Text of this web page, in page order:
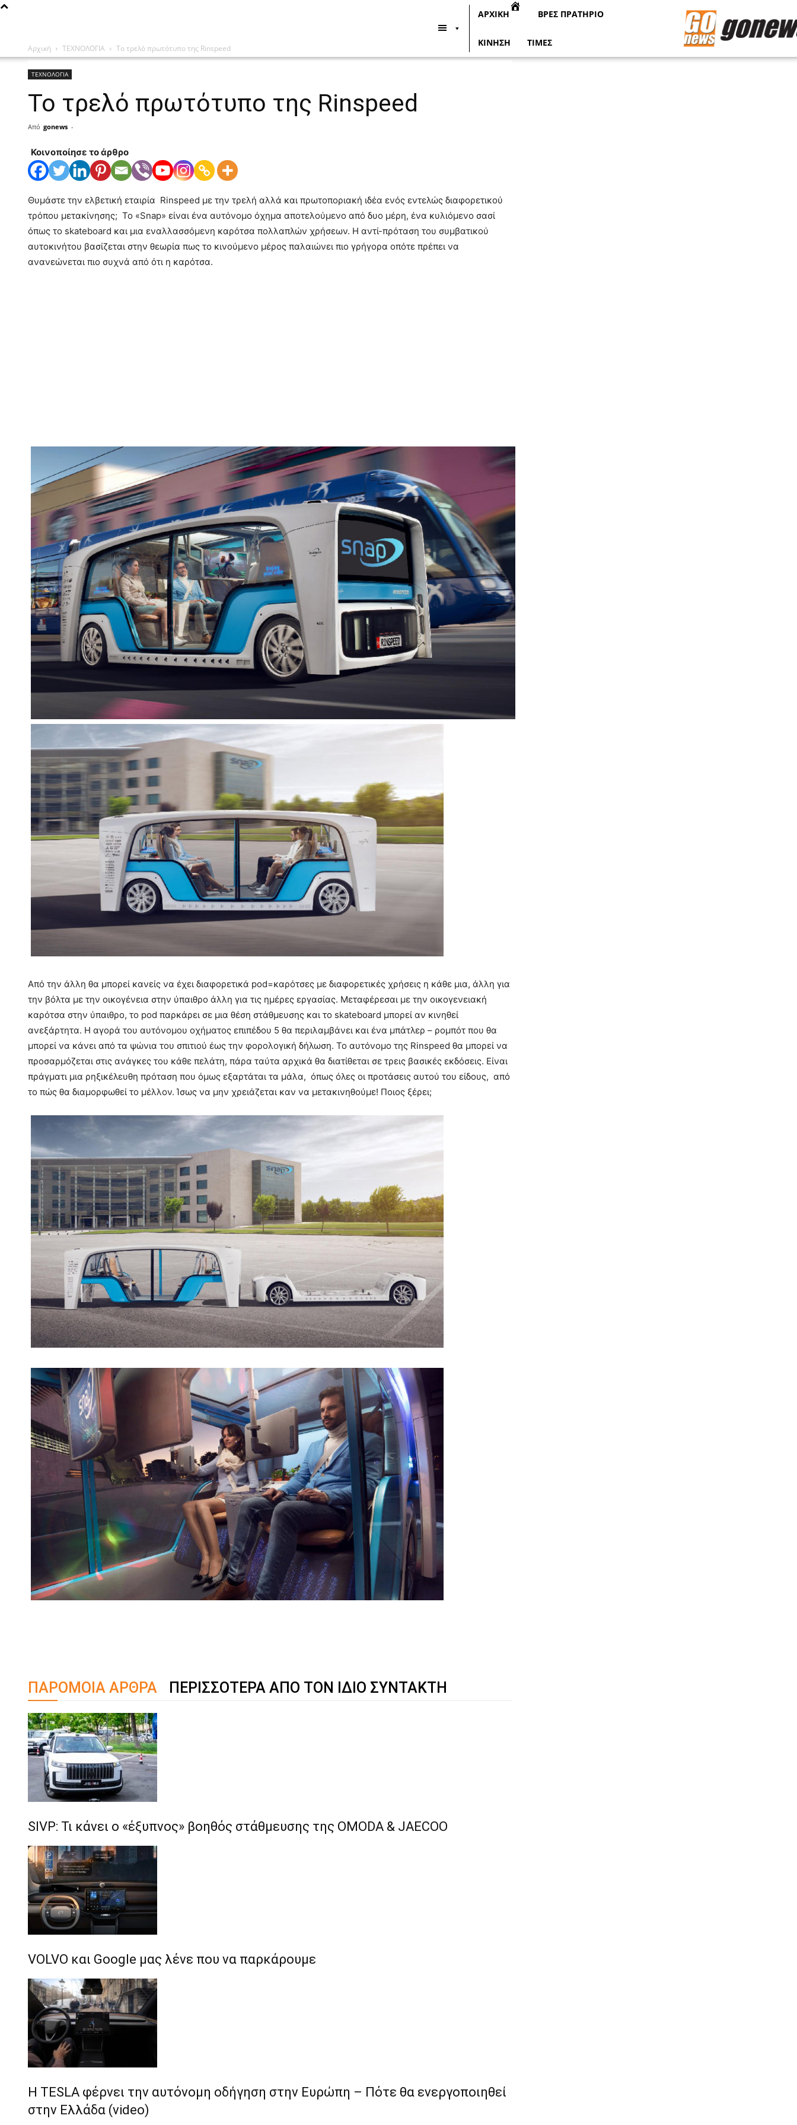
ΑΡΧΙΚΗ ΒΡΕΣ ΠΡΑΤΗΡΙΟ
ΚΙΝΗΣΗ ΤΙΜΕΣ
Αρχική ΤΕΧΝΟΛΟΓΙΑ Το τρελό πρωτότυπο της Rinspeed
ΤΕΧΝΟΛΟΓΙΑ
Το τρελό πρωτότυπο της Rinspeed
Από gonews -
Κοινοποίησε το άρθρο
Θυμάστε την ελβετική εταιρία Rinspeed με την τρελή αλλά και πρωτοποριακή ιδέα ενός εντελώς διαφορετικού
τρόπου μετακίνησης; Το «Snap» είναι ένα αυτόνομο όχημα αποτελούμενο από δυο μέρη, ένα κυλιόμενο σασί
όπως το skateboard και μια εναλλασσόμενη καρότσα πολλαπλών χρήσεων. Η αντί-πρόταση του συμβατικού
αυτοκινήτου βασίζεται στην θεωρία πως το κινούμενο μέρος παλαιώνει πιο γρήγορα οπότε πρέπει να
ανανεώνεται πιο συχνά από ότι η καρότσα.
Από την άλλη θα μπορεί κανείς να έχει διαφορετικά pod=καρότσες με διαφορετικές χρήσεις η κάθε μια, άλλη για
την βόλτα με την οικογένεια στην ύπαιθρο άλλη για τις ημέρες εργασίας. Μεταφέρεσαι με την οικογενειακή
καρότσα στην ύπαιθρο, το pod παρκάρει σε μια θέση στάθμευσης και το skateboard μπορεί αν κινηθεί
ανεξάρτητα. Η αγορά του αυτόνομου οχήματος επιπέδου 5 θα περιλαμβάνει και ένα μπάτλερ – ρομπότ που θα
μπορεί να κάνει από τα ψώνια του σπιτιού έως την φορολογική δήλωση. Το αυτόνομο της Rinspeed θα μπορεί να
προσαρμόζεται στις ανάγκες του κάθε πελάτη, πάρα ταύτα αρχικά θα διατίθεται σε τρεις βασικές εκδόσεις. Είναι
πράγματι μια ρηξικέλευθη πρόταση που όμως εξαρτάται τα μάλα, όπως όλες οι προτάσεις αυτού του είδους, από
το πώς θα διαμορφωθεί το μέλλον. Ίσως να μην χρειάζεται καν να μετακινηθούμε! Ποιος ξέρει;
ΠΑΡΟΜΟΙΑ ΑΡΘΡΑ ΠΕΡΙΣΣΟΤΕΡΑ ΑΠΟ ΤΟΝ ΙΔΙΟ ΣΥΝΤΑΚΤΗ
SIVP: Τι κάνει ο «έξυπνος» βοηθός στάθμευσης της OMODA & JAECOO
VOLVO και Google μας λένε που να παρκάρουμε
Η TESLA φέρνει την αυτόνομη οδήγηση στην Ευρώπη – Πότε θα ενεργοποιηθεί
στην Ελλάδα (video)